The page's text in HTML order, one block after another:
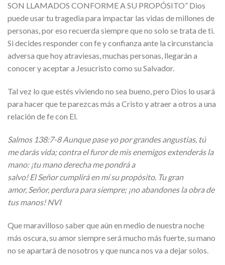
SON LLAMADOS CONFORME A SU PROPÓSITO” Dios
puede usar tu tragedia para impactar las vidas de millones de
personas, por eso recuerda siempre que no solo se trata de ti.
Si decides responder con fe y confianza ante la circunstancia
adversa que hoy atraviesas, muchas personas, llegarán a
conocer y aceptar a Jesucristo como su Salvador.
Tal vez lo que estés viviendo no sea bueno, pero Dios lo usará
para hacer que te parezcas más a Cristo y atraer a otros a una
relación de fe con El.
Salmos 138:7-8 Aunque pase yo por grandes angustias, tú
me darás vida; contra el furor de mis enemigos extenderás la
mano: ¡tu mano derecha me pondrá a
salvo! El Señor cumplirá en mí su propósito. Tu gran
amor, Señor, perdura para siempre; ¡no abandones la obra de
tus manos! NVI
Que maravilloso saber que aún en medio de nuestra noche
más oscura, su amor siempre será mucho más fuerte, su mano
no se apartará de nosotros y que nunca nos va a dejar solos.